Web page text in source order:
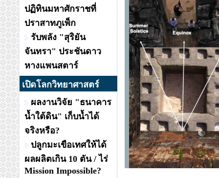
ปฏิทินมหาศักราชที่
ปราสาทภูเพ็ก
รับพลัง "สุริยัน
จันทรา" ประชันดาว
หางแพนสตาร์
เปิดโลกวิทยาศาสตร์
ผลงานวิจัย "ธนาคาร
น้ำใต้ดิน" เก็บน้ำได้
จริงหรือ?
ปลูกมะเขือเทศให้ได้
ผลผลิตเกิน 10 ตัน / ไร่
Mission Impossible?